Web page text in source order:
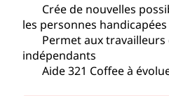
Crée de nouvelles
les personnes handicapées
Permet aux travailleurs
indépendants
Aide 321 Coffee à